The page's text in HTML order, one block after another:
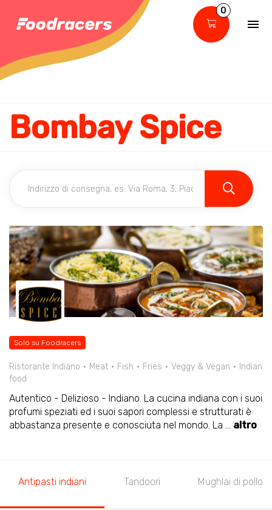
0
Bombay Spice
Solo su Foodracers
Ristorante Indiano Meat Fish Fries Veggy & Vegan
Indian
food
Autentico - Delizioso - Indiano. La cucina indiana con i suoi
profumi speziati ed i suoi sapori complessi e strutturati è
abbastanza presente e conosciuta nel mondo. La ... altro
Antipasti indiani Tandoori Mughlai di pollo